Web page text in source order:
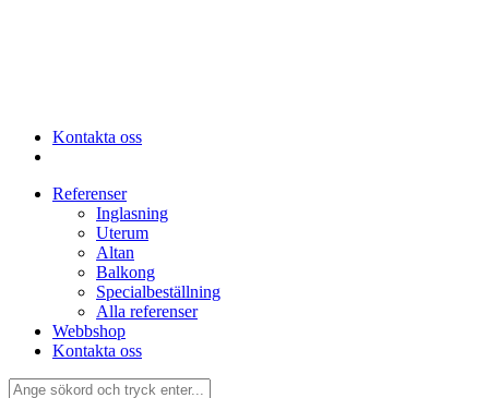
Kontakta oss
Referenser
Inglasning
Uterum
Altan
Balkong
Specialbeställning
Alla referenser
Webbshop
Kontakta oss